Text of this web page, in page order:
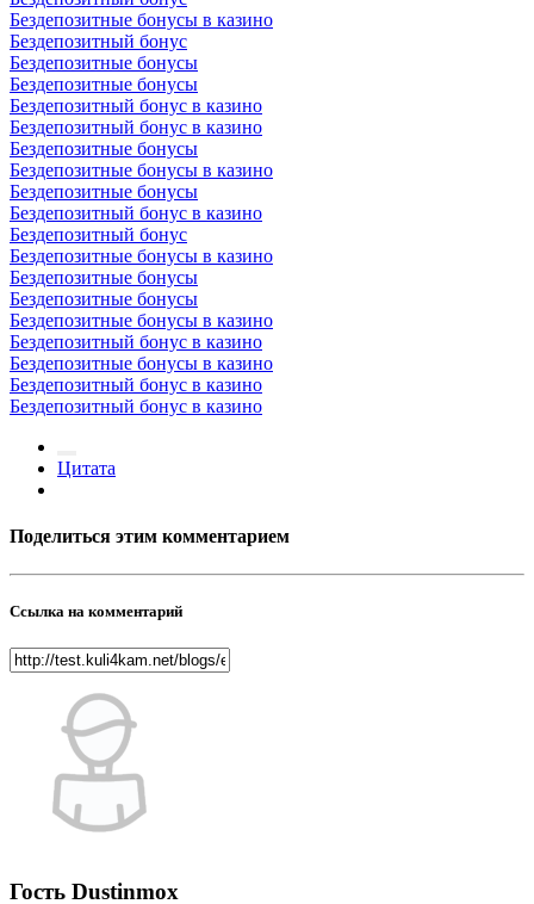
Бездепозитные бонусы в казино
Бездепозитный бонус
Бездепозитные бонусы
Бездепозитные бонусы
Бездепозитный бонус в казино
Бездепозитный бонус в казино
Бездепозитные бонусы
Бездепозитные бонусы в казино
Бездепозитные бонусы
Бездепозитный бонус в казино
Бездепозитный бонус
Бездепозитные бонусы в казино
Бездепозитные бонусы
Бездепозитные бонусы
Бездепозитные бонусы в казино
Бездепозитный бонус в казино
Бездепозитные бонусы в казино
Бездепозитный бонус в казино
Бездепозитный бонус в казино
Цитата
Поделиться этим комментарием
Ссылка на комментарий
Гость Dustinmox